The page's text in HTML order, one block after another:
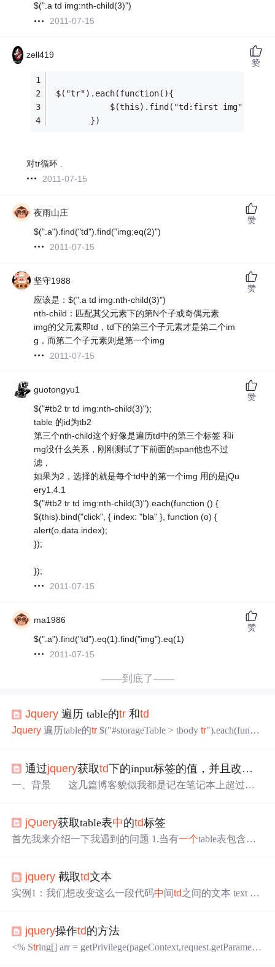
$(".a td img:nth-child(3)")
2011-07-15
zell419
$("tr").each(function(){
$(this).find("td:first
        })
对tr循环 .
2011-07-15
赞
夜雨山庄
$(".a").find("td").find("img:eq(2)")
2011-07-15
赞
坚守1988
应该是：$(".a td img:nth-child(3)")
nth-child：匹配其父元素下的第N个子或奇偶元素
img的父元素即td，td下的第三个子元素才是第二个im
g，而第二个子元素则是第一个img
2011-07-15
赞
guotongyu1
$("#tb2 tr td img:nth-child(3)");
table 的id为tb2
第三个nth-child这个好像是遍历td中的第三个标签 和i
mg没什么关系，刚刚测试了下前面的span他也不过
滤，
如果为2，选择的就是每个td中的第一个img 用的是jQu
ery1.4.1
$("#tb2 tr td img:nth-child(3)").each(function () {
$(this).bind("click", { index: "bla" }, function (o) {
alert(o.data.index);
});
});
2011-07-15
赞
ma1986
$(".a").find("td").eq(1).find("img").eq(1)
2011-07-15
赞
——到底了——
Jquery 遍历 table的tr 和td
Jquery 遍历table的tr $("#storageTable > tbodytr").each(functi
通过jquery获取td下的input标签的值，并且改变onclick的参数值
一、背景 这几篇博客貌似我都是记在笔记本上超过一
里面的td下的input的对象，并修改它的onclick方法的传
参。这个问题难点就在于table表格很大...
jQuery获取table表中的td标签
首先我来介绍一下我遇到的问题 1.当有一个table表包含了<
jquery 截取td文本
实例1：我们想改变这么一段代码中间td之间的文本 text 1 t
ow_class).each(function() {
jquery操作td的方法
<% String[] arr = getPrivilege(pageContext,request.getParameter